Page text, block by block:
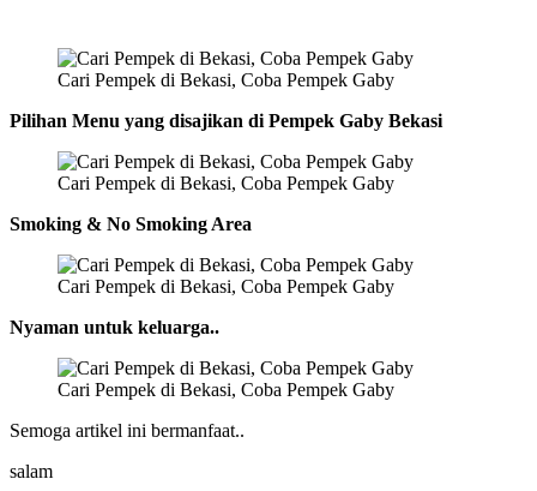
Cari Pempek di Bekasi, Coba Pempek Gaby
Pilihan Menu yang disajikan di Pempek Gaby Bekasi
Cari Pempek di Bekasi, Coba Pempek Gaby
Smoking & No Smoking Area
Cari Pempek di Bekasi, Coba Pempek Gaby
Nyaman untuk keluarga..
Cari Pempek di Bekasi, Coba Pempek Gaby
Semoga artikel ini bermanfaat..
salam